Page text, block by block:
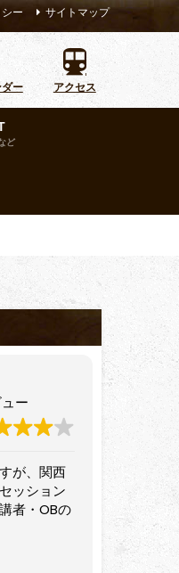
ー サイトマップ
ー アクセス
ど
【レポート】ニコニコ超会
2025（超！ZUNビール&ひ
2025年5月21日
ー
。
にわたっ
ます。
うという
程度弾け
プしたい
音楽講師
確かな技
の音楽教
セッショ
オススメ
続きを読む